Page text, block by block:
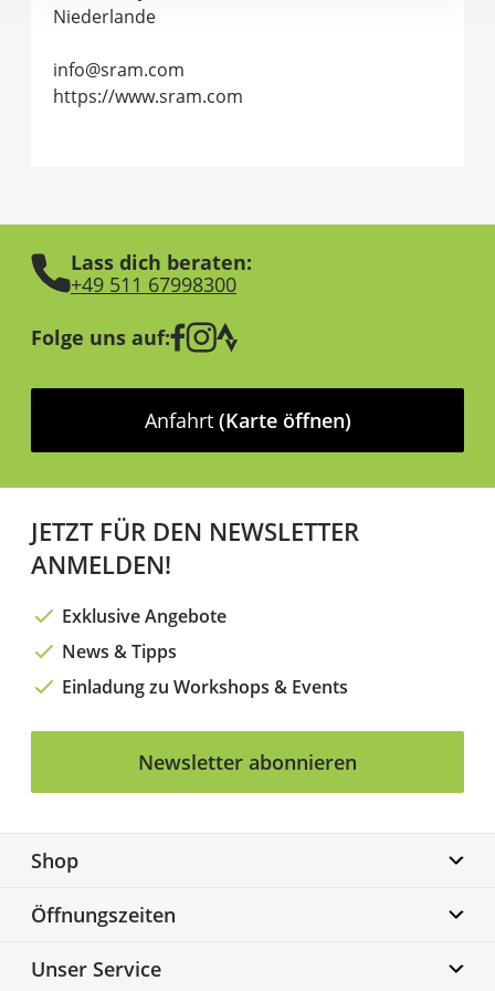
Niederlande
info@sram.com
https://www.sram.com
Lass dich beraten:
+49 511 67998300
Folge uns auf:
Anfahrt (Karte öffnen)
JETZT FÜR DEN NEWSLETTER
ANMELDEN!
Exklusive Angebote
News & Tipps
Einladung zu Workshops & Events
Newsletter abonnieren
Shop
Biketime GmbH
Alter Flughafen 7a
info@biketime.de
Öffnungszeiten
Dienstag – Freitag
Unser Service